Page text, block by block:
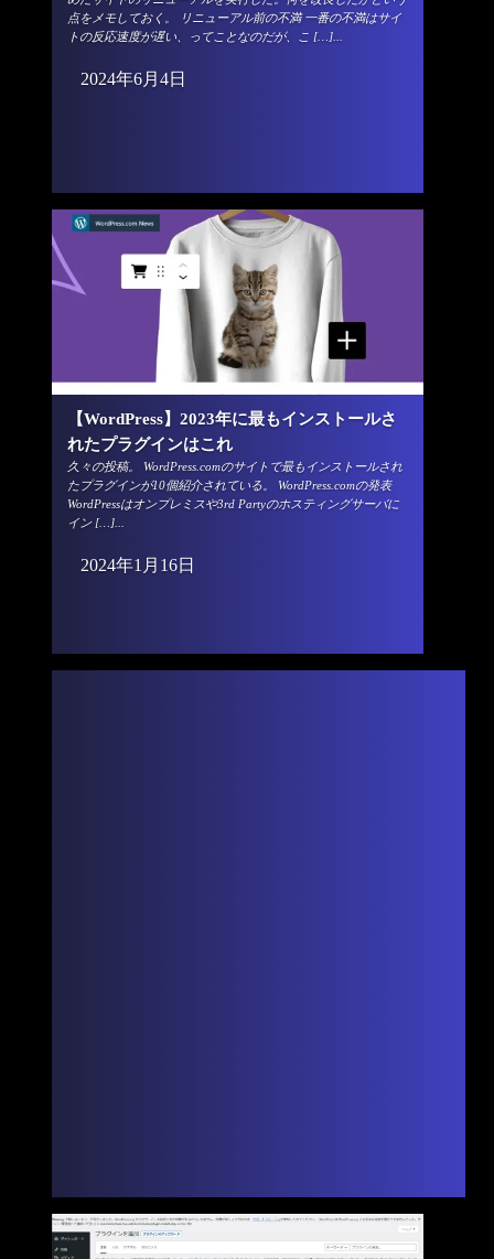
点をメモしておく。 リニューアル前の不満 一番の不満はサイ
トの反応速度が遅い、ってことなのだが、こ […]...
2024年6月4日
【WordPress】2023年に最もインストールさ
れたプラグインはこれ
久々の投稿。 WordPress.comのサイトで最もインストールされ
たプラグインが10個紹介されている。 WordPress.comの発表
WordPressはオンプレミスや3rd Partyのホスティングサーバに
イン […]...
2024年1月16日